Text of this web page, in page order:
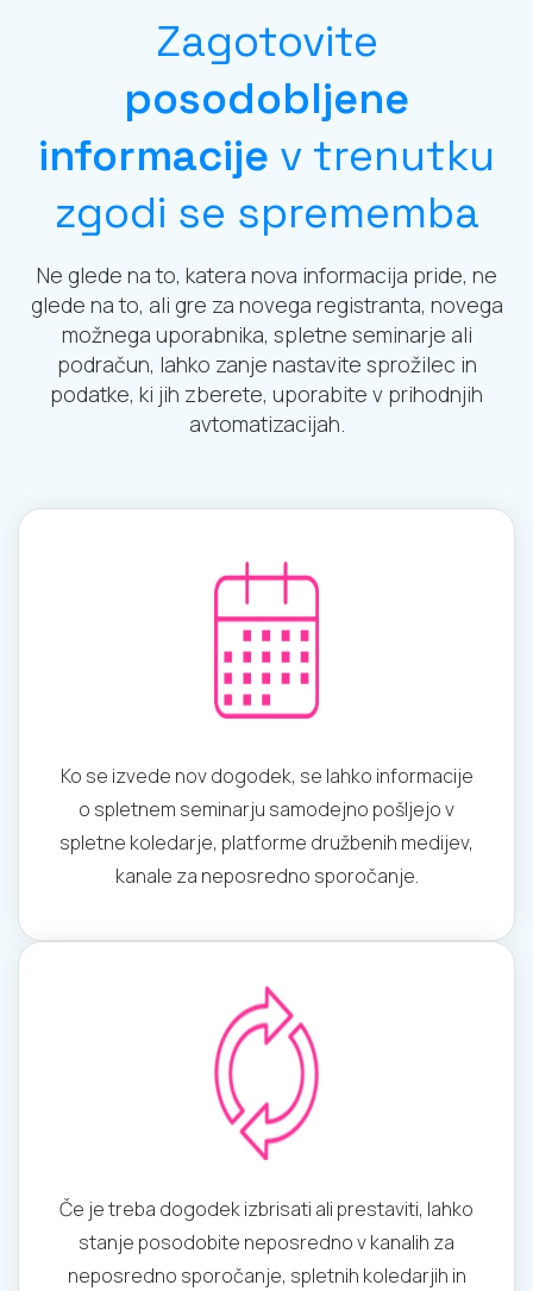
Zagotovite
posodobljene
informacije v trenutku
zgodi se sprememba
Ne glede na to, katera nova informacija pride, ne
glede na to, ali gre za novega registranta, novega
možnega uporabnika, spletne seminarje ali
podračun, lahko zanje nastavite sprožilec in
podatke, ki jih zberete, uporabite v prihodnjih
avtomatizacijah.
Ko se izvede nov dogodek, se lahko informacije
o spletnem seminarju samodejno pošljejo v
spletne koledarje, platforme družbenih medijev,
kanale za neposredno sporočanje.
Če je treba dogodek izbrisati ali prestaviti, lahko
stanje posodobite neposredno v kanalih za
neposredno sporočanje, spletnih koledarjih in